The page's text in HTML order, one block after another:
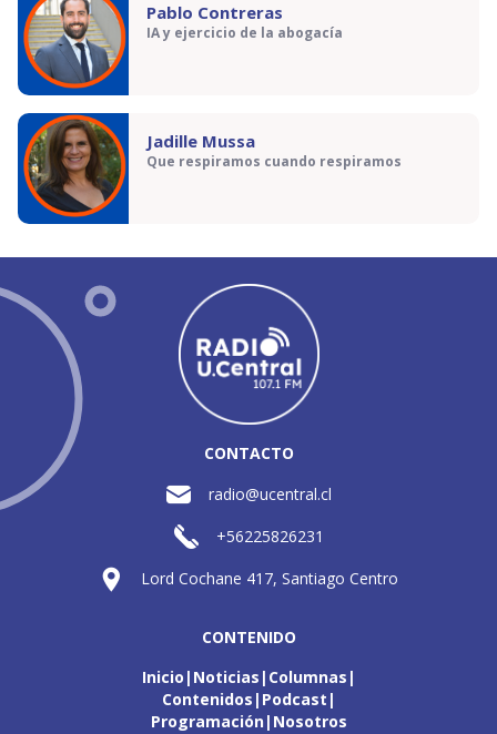
Pablo Contreras
IA y ejercicio de la abogacía
Jadille Mussa
Que respiramos cuando respiramos
CONTACTO
radio@ucentral.cl
+56225826231
Lord Cochane 417, Santiago Centro
CONTENIDO
Inicio Noticias Columnas
Contenidos Podcast
Programación Nosotros